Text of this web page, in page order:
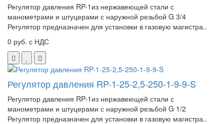
Регулятор давления RP-1из нержавеющей стали с
манометрами и штуцерами с наружной резьбой G 3/4
Регулятор предназначен для установки в газовую магистра..
0 руб. с НДС
Регулятор давления RP-1-25-2,5-250-1-9-9-S
Регулятор давления RP-1из нержавеющей стали с
манометрами и штуцерами с наружной резьбой G 1/2
Регулятор предназначен для установки в газовую магистра..